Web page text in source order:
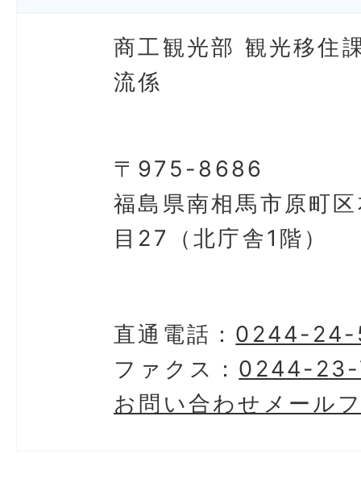
商工観光部 観光移住
流係
〒975-8686
福島県南相馬市原町
目27（北庁舎1階）
直通電話： 0244-
ファクス： 0244-
お問い合わせメール